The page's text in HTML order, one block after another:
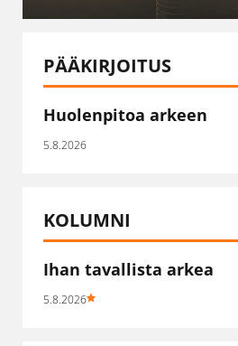
PÄÄKIRJOITUS
Huolenpitoa arkeen
5.8.2026
KOLUMNI
Ihan tavallista arkea
5.8.2026